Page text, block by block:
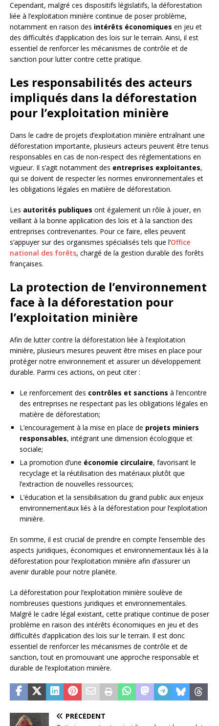
Cependant, malgré ces dispositifs législatifs, la déforestation
liée à l’exploitation minière continue de poser problème,
notamment en raison des intérêts économiques en jeu et
des difficultés d’application des lois sur le terrain. Ainsi, il est
essentiel de renforcer les mécanismes de contrôle et de
sanction pour lutter contre cette pratique.
Les responsabilités des acteurs
impliqués dans la déforestation
pour l’exploitation minière
Dans le cadre de projets d’exploitation minière entraînant une
déforestation importante, plusieurs acteurs peuvent être tenus
responsables en cas de non-respect des réglementations en
vigueur. Il s’agit notamment des entreprises exploitantes,
qui se doivent de respecter les normes environnementales et
les obligations légales en matière de déforestation.
Les autorités publiques ont également un rôle à jouer, en
veillant à la bonne application des lois et à la sanction des
entreprises contrevenantes. Pour ce faire, elles peuvent
s’appuyer sur des organismes spécialisés tels que l’Office
national des forêts, chargé de la gestion durable des forêts
françaises.
La protection de l’environnement
face à la déforestation pour
l’exploitation minière
Afin de lutter contre la déforestation liée à l’exploitation
minière, plusieurs mesures peuvent être mises en place pour
protéger notre environnement et assurer un développement
durable. Parmi ces actions, on peut citer :
Le renforcement des contrôles et sanctions à l’encontre
des entreprises ne respectant pas les obligations légales en
matière de déforestation;
L’encouragement à la mise en place de projets miniers
responsables, intégrant une dimension écologique et
sociale;
La promotion d’une économie circulaire, favorisant le
recyclage et la réutilisation des matériaux plutôt que
l’extraction de nouvelles ressources;
L’éducation et la sensibilisation du grand public aux enjeux
environnementaux liés à la déforestation pour l’exploitation
minière.
En somme, il est crucial de prendre en compte l’ensemble des
aspects juridiques, économiques et environnementaux liés à la
déforestation pour l’exploitation minière afin d’assurer un
avenir durable pour notre planète.
La déforestation pour l’exploitation minière soulève de
nombreuses questions juridiques et environnementales.
Malgré le cadre légal existant, cette pratique continue de poser
problème en raison des intérêts économiques en jeu et des
difficultés d’application des lois sur le terrain. Il est donc
essentiel de renforcer les mécanismes de contrôle et de
sanction, tout en promouvant une approche responsable et
durable de l’exploitation minière.
PRÉCÉDENT